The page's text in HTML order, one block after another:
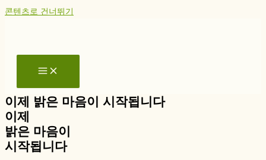
콘텐츠로 건너뛰기
이제 밝은 마음이 시작됩니다
이제
밝은 마음이
시작됩니다